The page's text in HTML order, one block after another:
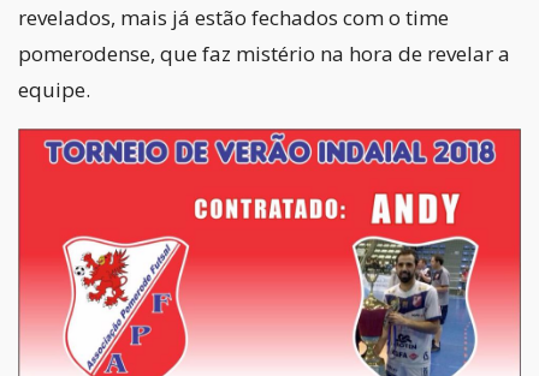
revelados, mais já estão fechados com o time
pomerodense, que faz mistério na hora de revelar a
equipe.